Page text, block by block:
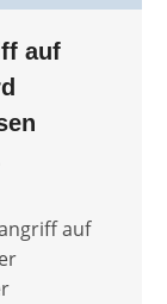
auf
auf